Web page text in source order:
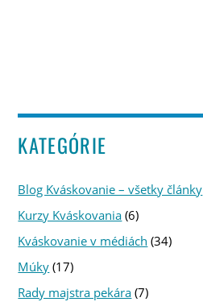
KATEGÓRIE
Blog Kváskovanie – všetky články
Kurzy Kváskovania (6)
Kváskovanie v médiách (34)
Múky (17)
Rady majstra pekára (7)